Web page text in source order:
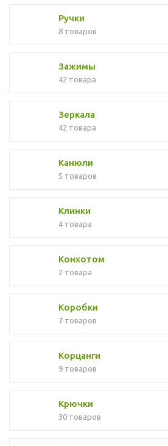
Ручки
8 товаров
Зажимы
42 товара
Зеркала
42 товара
Канюли
5 товаров
Клинки
4 товара
Конхотом
2 товара
Коробки
7 товаров
Корцанги
9 товаров
Крючки
30 товаров